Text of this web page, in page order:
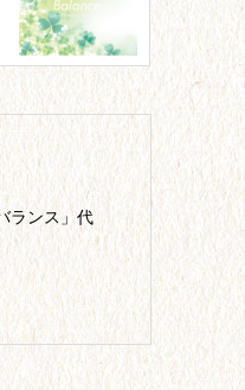
ランス」代